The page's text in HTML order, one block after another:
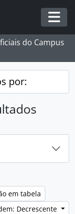
do Campus
por:
em tabela
Decrescente